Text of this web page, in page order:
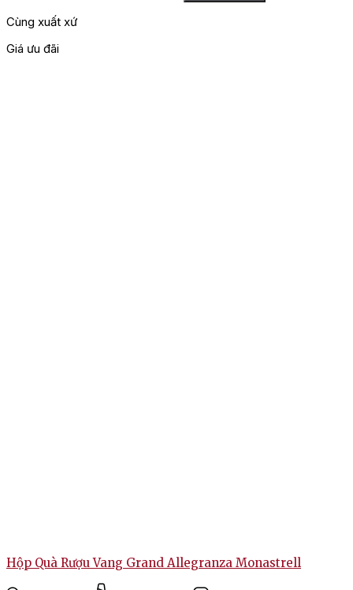
Cùng xuất xứ
Giá ưu đãi
Hộp Quà Rượu Vang Grand Allegranza Monastrell